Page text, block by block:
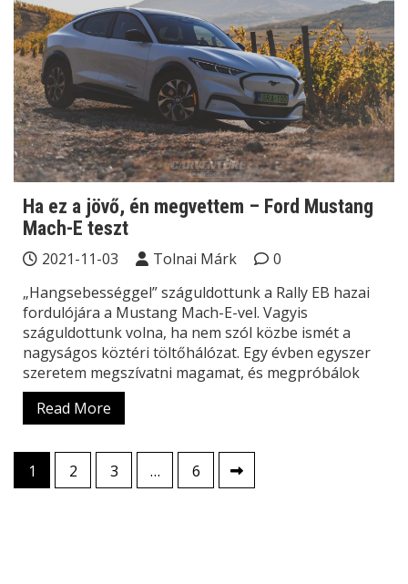
Ha ez a jövő, én megvettem – Ford Mustang
Mach-E teszt
2021-11-03 Tolnai Márk
0
„Hangsebességgel” száguldottunk a Rally EB hazai
fordulójára a Mustang Mach-E-vel. Vagyis
száguldottunk volna, ha nem szól közbe ismét a
nagyságos köztéri töltőhálózat. Egy évben egyszer
szeretem megszívatni magamat, és megpróbálok
Read More
Bejegyzések
lapozása
1 2 3 … 6